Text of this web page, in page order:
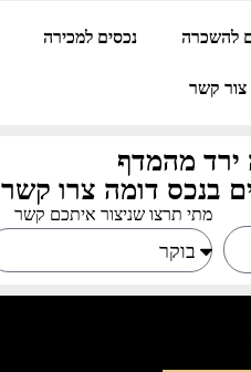
להשכרה נכסים למכירה
צור קשר
ירד מהמדף
בנכס דומה צרו קשר
מתי תרצו שניצור איתכם קשר